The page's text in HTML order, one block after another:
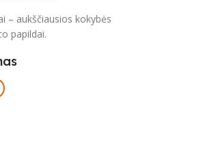
– aukščiausios kokybės
papildai.